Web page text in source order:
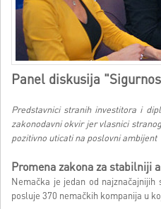
Panel diskusija
Predstavnici stranih investitora i
zakonodavni okvir jer vlasnici
pozitivno uticati na poslovni ambijent
Promena zakona za stabilniji
Nemačka je jedan od
posluje 370 nemačkih kompanija u